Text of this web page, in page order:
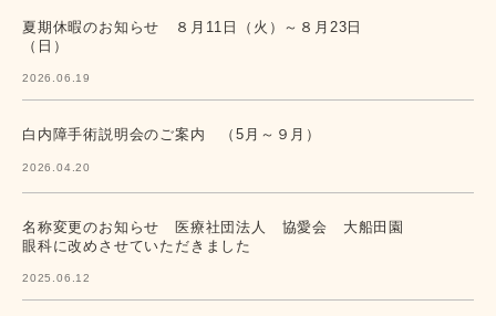
夏期休暇のお知らせ ８月11日（火）～８月23日
（日）
2026.06.19
白内障手術説明会のご案内 （5月～９月）
2026.04.20
名称変更のお知らせ 医療社団法人 協愛会 大船田園
眼科に改めさせていただきました
2025.06.12